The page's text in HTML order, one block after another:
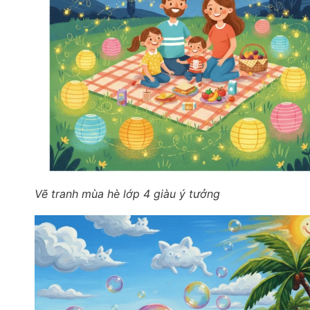
Vẽ tranh mùa hè lớp 4 giàu ý tưởng